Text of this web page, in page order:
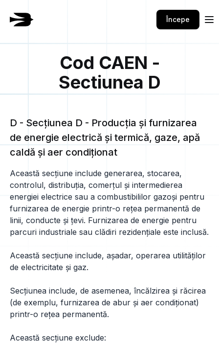
Începe
Cod CAEN -
Sectiunea D
D - Secţiunea D - Producţia şi furnizarea
de energie electrică şi termică, gaze, apă
caldă şi aer condiţionat
Această secțiune include generarea, stocarea,
controlul, distribuția, comerțul și intermedierea
energiei electrice sau a combustibililor gazoși pentru
furnizarea de energie printr-o rețea permanentă de
linii, conducte și țevi. Furnizarea de energie pentru
parcuri industriale sau clădiri rezidențiale este inclusă.
Această secțiune include, așadar, operarea utilităților
de electricitate și gaz.
Secțiunea include, de asemenea, încălzirea și răcirea
(de exemplu, furnizarea de abur și aer condiționat)
printr-o rețea permanentă.
Această secțiune exclude: